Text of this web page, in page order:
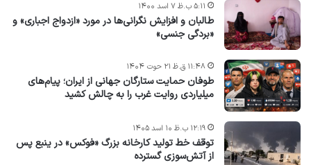
طالبان و افزایش نگرانی‌ها در مورد «ازدواج اجباری» و
«بردگی جنسی»
۵:۱۱ ب.ظ ۷ اسد ۱۴۰۰
طوفان حمایت ستارگان جهانی از ایران؛ پیام‌های
میلیاردی روایت غرب را به چالش کشید
۱۱:۴۸ ق.ظ ۲۱ حوت ۱۴۰۴
توقف خط تولید کارخانه بزرگ «فوکس» در ینبع پس
از آتش‌سوزی گسترده
۱۲:۱۹ ب.ظ ۱۰ اسد ۱۴۰۵